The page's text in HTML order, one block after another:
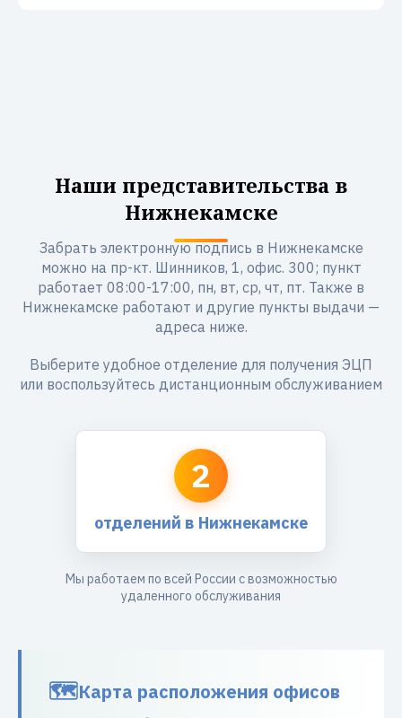
Наши представительства в
Нижнекамске
Забрать электронную подпись в Нижнекамске
можно на пр-кт. Шинников, 1, офис. 300; пункт
работает 08:00-17:00, пн, вт, ср, чт, пт. Также в
Нижнекамске работают и другие пункты выдачи —
адреса ниже.
Выберите удобное отделение для получения ЭЦП
или воспользуйтесь дистанционным обслуживанием
2
отделений в Нижнекамске
Мы работаем по всей России с возможностью
удаленного обслуживания
Карта расположения офисов